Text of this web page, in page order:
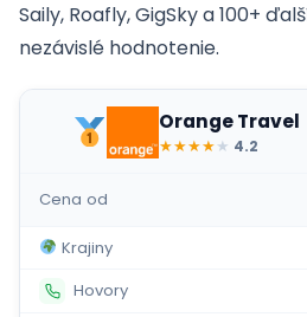
Saily, Roafly, GigSky a 100+
nezávislé hodnotenie.
Orange Travel
★★★★★ 4.2
Cena od
Krajiny
Hovory